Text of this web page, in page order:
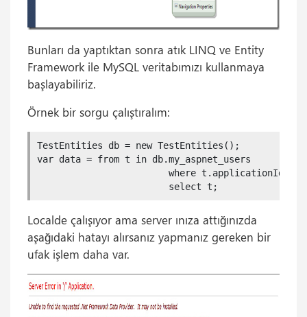
Bunları da yaptıktan sonra atık LINQ ve Entity
Framework ile MySQL veritabımızı kullanmaya
başlayabiliriz.
Örnek bir sorgu çalıştıralım:
TestEntities db = new TestEntities();
var data = from t in db.my_aspnet_users
where t.applicationId ==
                        select t;
Localde çalışıyor ama server ınıza attığınızda
aşağıdaki hatayı alırsanız yapmanız gereken bir
ufak işlem daha var.